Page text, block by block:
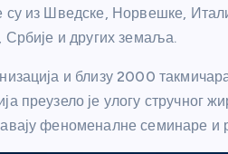
из Шведске, Норвешке,
и других земаља.
и близу 2000
преузело је улогу стручног
феноменалне семинаре и